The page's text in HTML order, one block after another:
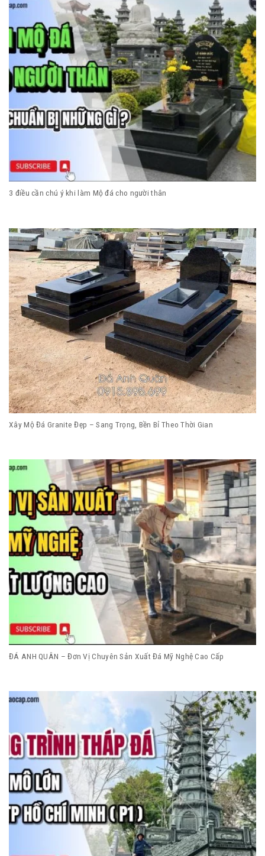
3 điều cần chú ý khi làm Mộ đá cho người thân
Xây Mộ Đá Granite Đẹp – Sang Trọng, Bền Bỉ Theo Thời Gian
ĐÁ ANH QUÂN – Đơn Vị Chuyên Sản Xuất Đá Mỹ Nghệ Cao Cấp